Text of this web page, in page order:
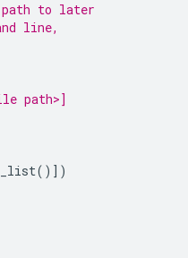
to later
line,
path>]
()])